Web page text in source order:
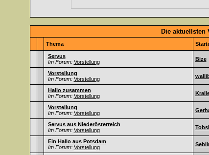
Die aktuellsten
Thema
Servus
Im Forum: Vorstellung Bize
Vorstellung
Im Forum: Vorstellung
Hallo zusammen
Im Forum: Vorstellung
Vorstellung
Im Forum: Vorstellung
Servus aus Niederösterreich
Im Forum: Vorstellung Tobsi
Ein Hallo aus Potsdam
Im Forum: Vorstellung